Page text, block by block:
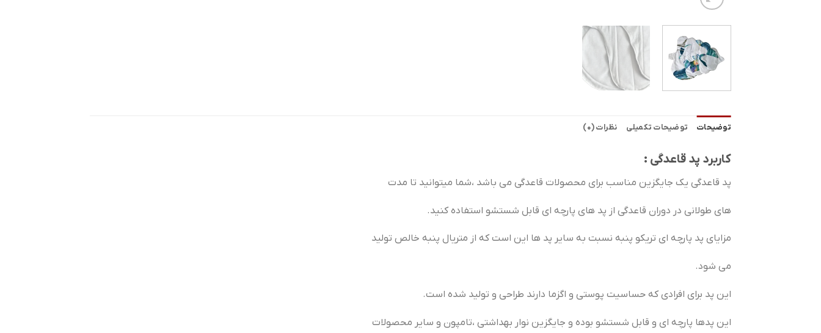
توضیحات توضیحات تکمیلی نظرات (0)
کاربرد پد قاعدگی :
پد قاعدگی یک جایگزین مناسب برای محصولات قاعدگی می باشد ،شما میتوانید تا مدت
های طولانی در دوران قاعدگی از پد های پارچه ای قابل شستشو استفاده کنید.
مزایای پد پارچه ای تریکو پنبه نسبت به سایر پد ها این است که از متریال پنبه خالص تولید
می شود.
این پد برای افرادی که حساسیت پوستی و اگزما دارند طراحی و تولید شده است.
این پدها پارچه ای و قابل شستشو بوده و جایگزین نوار بهداشتی ،تامپون و سایر محصولات